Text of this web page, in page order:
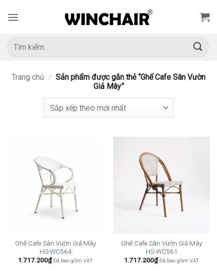
qua
dung
Tìm
kiếm:
Trang chủ / Sản phẩm được gắn thẻ “Ghế Cafe Sân Vườn
Giả Mây”
Ghế Cafe Sân Vườn Giả Mây
HS-WC564
1.717.200₫ Đã bao gồm VAT
Ghế Cafe Sân Vườn Giả Mây
HS-WC561
1.717.200₫ Đã bao gồm VAT